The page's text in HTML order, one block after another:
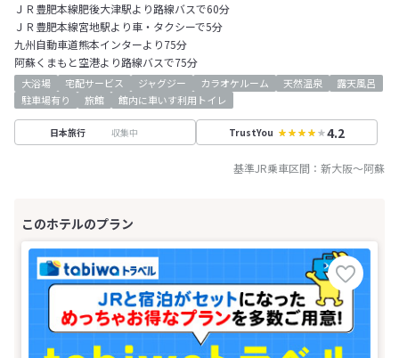
ＪＲ豊肥本線肥後大津駅より路線バスで60分
ＪＲ豊肥本線宮地駅より車・タクシーで5分
九州自動車道熊本インターより75分
阿蘇くまもと空港より路線バスで75分
大浴場 宅配サービス ジャグジー カラオケルーム 天然温泉
露天風呂
駐車場有り
旅館 館内に車いす利用トイレ
日本旅行 収集中 TrustYou 4.2
基準JR乗車区間： 新大阪～阿蘇